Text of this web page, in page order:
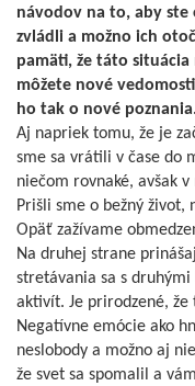
návodov na to, aby ste
zvládli a možno ich
pamäti, že táto
môžete nové
ho tak o nové
Aj napriek tomu, že je
sme sa vrátili v čase do
niečom rovnaké, avšak
Prišli sme o bežný život,
Opäť zažívame
Na druhej strane
stretávania sa s
aktivít. Je prirodzené, že
Negatívne emócie ako
neslobody a možno aj
že svet sa spomalil a